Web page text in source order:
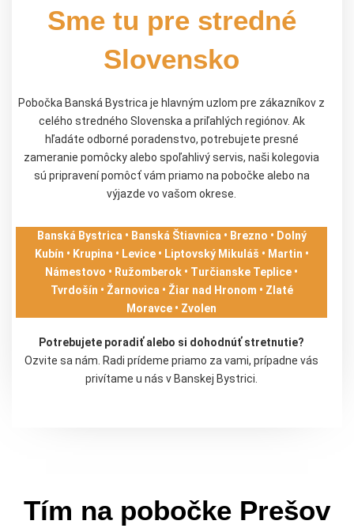
Sme tu pre stredné
Slovensko
Pobočka Banská Bystrica je hlavným uzlom pre zákazníkov z
celého stredného Slovenska a priľahlých regiónov. Ak
hľadáte odborné poradenstvo, potrebujete presné
zameranie pomôcky alebo spoľahlivý servis, naši kolegovia
sú pripravení pomôcť vám priamo na pobočke alebo na
výjazde vo vašom okrese.
Banská Bystrica • Banská Štiavnica • Brezno • Dolný
Kubín • Krupina • Levice • Liptovský Mikuláš • Martin •
Námestovo • Ružomberok • Turčianske Teplice •
Tvrdošín • Žarnovica • Žiar nad Hronom • Zlaté
Moravce • Zvolen
Potrebujete poradiť alebo si dohodnúť stretnutie?
Ozvite sa nám. Radi prídeme priamo za vami, prípadne vás
privítame u nás v Banskej Bystrici.
Tím na pobočke Prešov